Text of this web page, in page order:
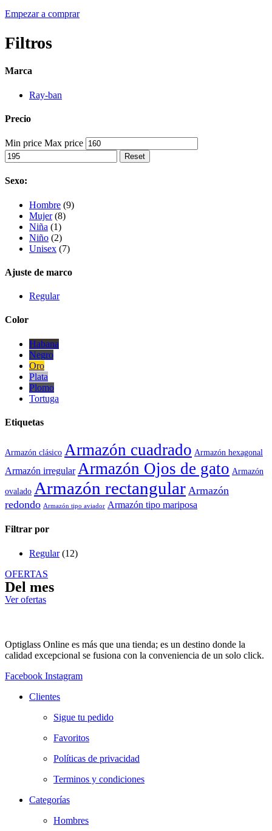
Empezar a comprar
Filtros
Marca
Ray-ban
Precio
Min price Max price
Reset
Sexo:
Hombre (9)
Mujer (8)
Niña (1)
Niño (2)
Unisex (7)
Ajuste de marco
Regular
Color
Habana
Negro
Oro
Plata
Plomo
Tortuga
Etiquetas
Armazón clásico Armazón cuadrado Armazón hexagonal
Armazón irregular Armazón Ojos de gato Armazón
ovalado Armazón rectangular Armazón
redondo Armazón tipo aviador Armazón tipo mariposa
Filtrar por
Regular (12)
OFERTAS
Del mes
Ver ofertas
Optiglass Online es más que una tienda; es un destino donde la
calidad excepcional se fusiona con la conveniencia de un solo click.
Facebook Instagram
Clientes
Sigue tu pedido
Favoritos
Políticas de privacidad
Terminos y condiciones
Categorías
Hombres